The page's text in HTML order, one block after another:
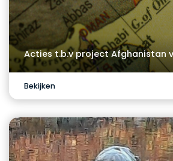
Acties t.b.v project Afghanistan
Bekijken